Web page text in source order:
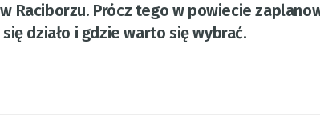
Raciborzu. Prócz tego w powiecie
działo i gdzie warto się wybrać.